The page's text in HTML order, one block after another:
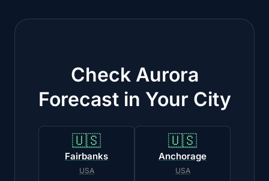
Check Aurora
Forecast in Your City
🇺🇸
Fairbanks
USA
🇺🇸
Anchorage
USA